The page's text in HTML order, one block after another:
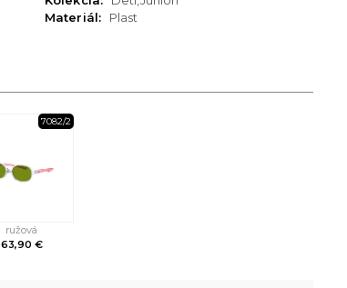
Materiál:
Plast
7082/2
ružová
63,90 €